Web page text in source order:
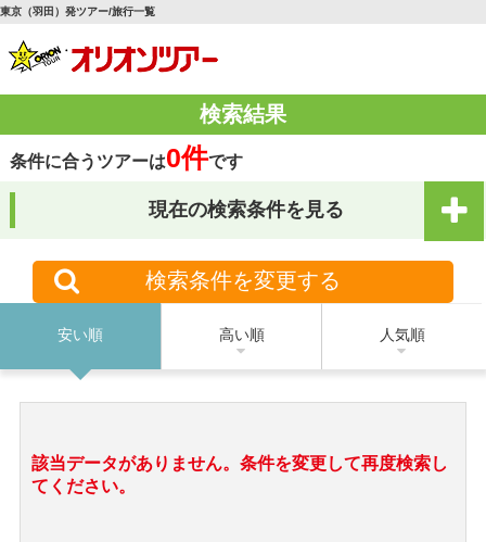
東京（羽田）発ツアー/旅行一覧
検索結果
条件に合うツアーは0件です
現在の検索条件を見る
検索条件を変更する
安い順 高い順 人気順
該当データがありません。条件を変更して再度検索し
てください。